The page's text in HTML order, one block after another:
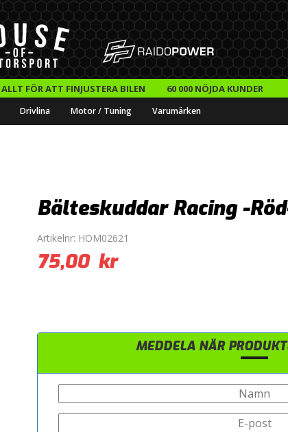
ALLT FÖR ATT FINJUSTERA BILEN 60 000 NÖJDA KUNDER
Drivlina Motor / Tuning Varumärken
Bälteskuddar Racing -
Artikelnr: HOM02621
75,00 kr
MEDDELA NÄR